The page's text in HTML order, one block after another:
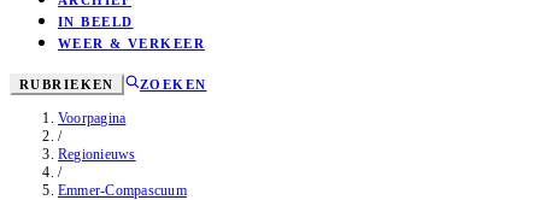
IN BEELD
WEER & VERKEER
RUBRIEKEN ZOEKEN
Voorpagina
/
Regionieuws
/
Emmer-Compascuum